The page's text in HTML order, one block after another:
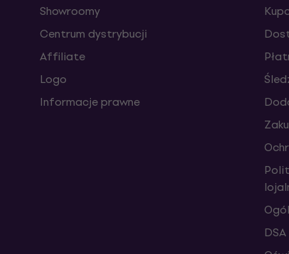
Showroomy
Centrum dystrybucji
Affiliate
Logo
Informacje prawne
DSA